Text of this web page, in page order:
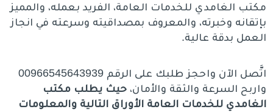
مكتب الغامدي للخدمات العامة، الفريد بعمله، والمميز
بإتقانه وخبرته، والمعروف بمصداقيته وسرعته في انجاز
العمل بدقة عالية.
اتَّصل الآن واحجز طلبك على الرقم 00966545643939
واربح السرعة والثقة والأمان،حيث يطلب مكتب
الغامدي للخدمات العامة الأوراق التالية والمعلومات